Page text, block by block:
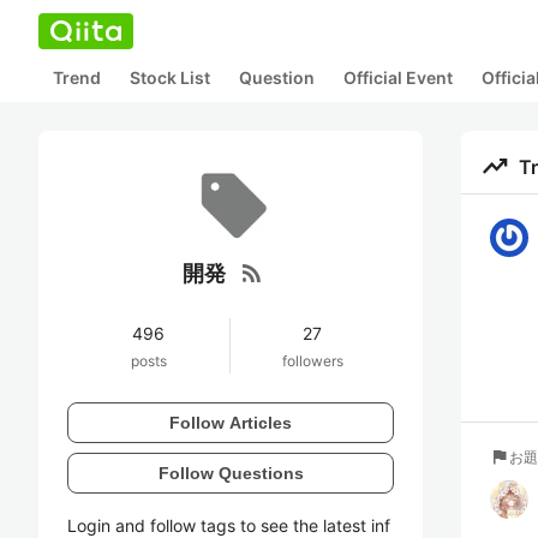
Trend Stock List Question Official Event
開発 rss_feed
496
posts
27
followers
Follow Articles
Follow Questions
Login and follow tags to see the latest inf
trending_up
flag お